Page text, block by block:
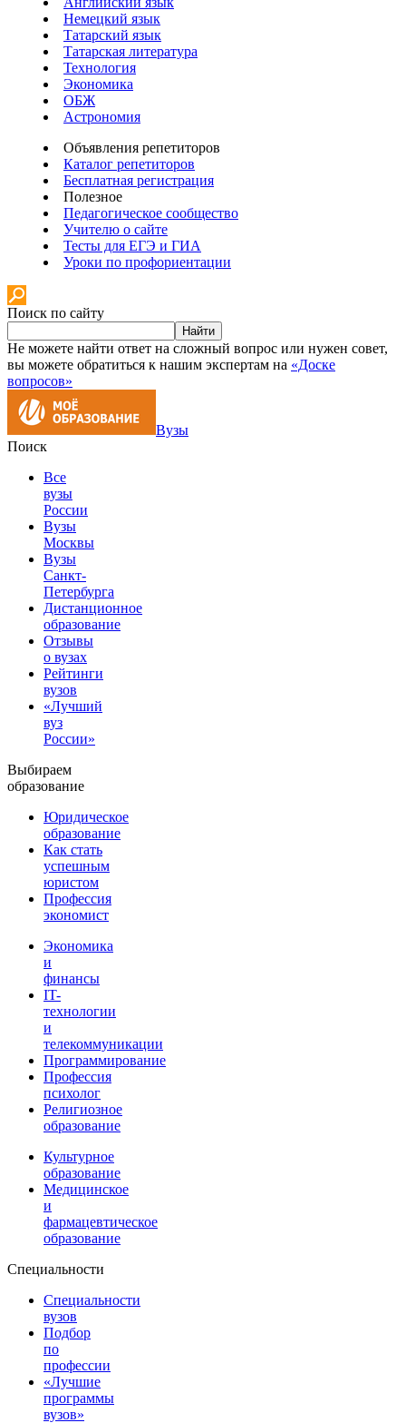
Немецкий язык
Татарский язык
Татарская литература
Технология
Экономика
ОБЖ
Астрономия
Объявления репетиторов
Каталог репетиторов
Бесплатная регистрация
Полезное
Педагогическое сообщество
Учителю о сайте
Тесты для ЕГЭ и ГИА
Уроки по профориентации
Поиск по сайту
Найти
Не можете найти ответ на сложный вопрос или нужен совет,
вы можете обратиться к нашим экспертам на «Доске
вопросов»
Вузы
Поиск
Все
вузы
России
Вузы
Москвы
Вузы
Санкт-
Петербурга
Дистанционное
образование
Отзывы
о вузах
Рейтинги
вузов
«Лучший
вуз
России»
Выбираем
образование
Юридическое
образование
Как стать
успешным
юристом
Профессия
экономист
Экономика
и
финансы
IT-
технологии
и
телекоммуникации
Программирование
Профессия
психолог
Религиозное
образование
Культурное
образование
Медицинское
и
фармацевтическое
образование
Специальности
Специальности
вузов
Подбор
по
профессии
«Лучшие
программы
вузов»